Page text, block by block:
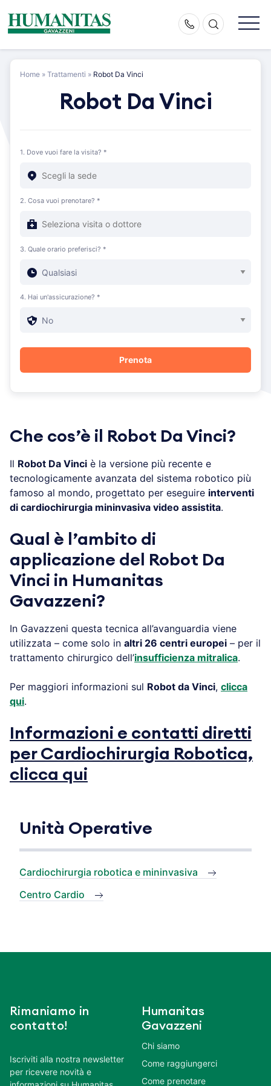
content
Home » Trattamenti » Robot Da Vinci
Robot Da Vinci
1. Dove vuoi fare la visita? *
2. Cosa vuoi prenotare? *
3. Quale orario preferisci? *
4. Hai un'assicurazione? *
Che cos’è il Robot Da Vinci?
Il Robot Da Vinci è la versione più recente e
tecnologicamente avanzata del sistema robotico più
famoso al mondo, progettato per eseguire interventi
di cardiochirurgia mininvasiva video assistita.
Qual è l’ambito di
applicazione del Robot Da
Vinci in Humanitas
Gavazzeni?
In Gavazzeni questa tecnica all’avanguardia viene
utilizzata – come solo in altri 26 centri europei – per il
trattamento chirurgico dell’insufficienza mitralica.
Per maggiori informazioni sul Robot da Vinci, clicca
qui.
Informazioni e contatti diretti
per Cardiochirurgia Robotica,
clicca qui
Unità Operative
Cardiochirurgia robotica e mininvasiva
Centro Cardio
Rimaniamo in
contatto!
Iscriviti alla nostra newsletter
per ricevere novità e
Humanitas
Gavazzeni
Chi siamo
Come raggiungerci
Come prenotare